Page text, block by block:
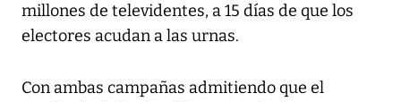
millones de televidentes, a 15 días de que los
electores acudan a las urnas.
Con ambas campañas admitiendo que el